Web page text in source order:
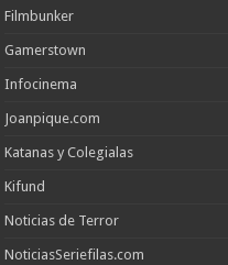
Filmbunker
Gamerstown
Infocinema
Joanpique.com
Katanas y Colegialas
Kifund
Noticias de Terror
NoticiasSeriefilas.com